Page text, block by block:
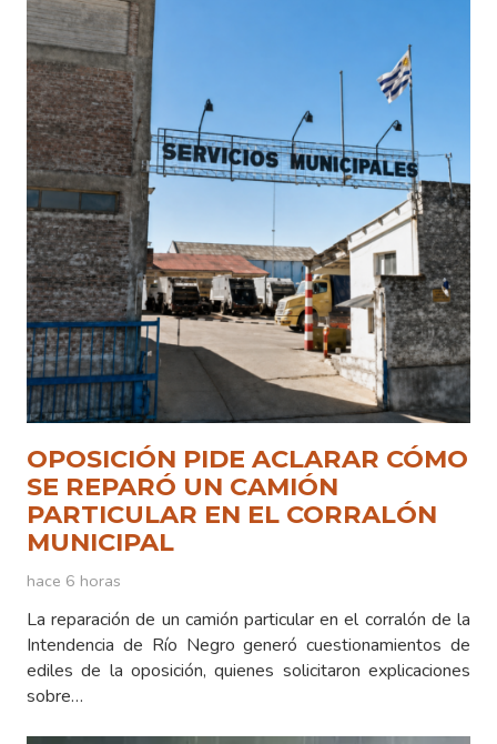
OPOSICIÓN PIDE ACLARAR CÓMO
SE REPARÓ UN CAMIÓN
PARTICULAR EN EL CORRALÓN
MUNICIPAL
hace 6 horas
La reparación de un camión particular en el corralón de la
Intendencia de Río Negro generó cuestionamientos de
ediles de la oposición, quienes solicitaron explicaciones
sobre…